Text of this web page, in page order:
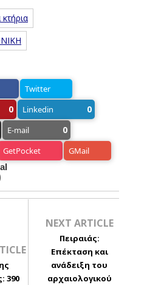
Twitter
0 Linkedin 0
E-mail 0
GetPocket GMail
390
NEXT ARTICLE
Πειραιάς:
Επέκταση και
ανάδειξη του
αρχαιολογικού